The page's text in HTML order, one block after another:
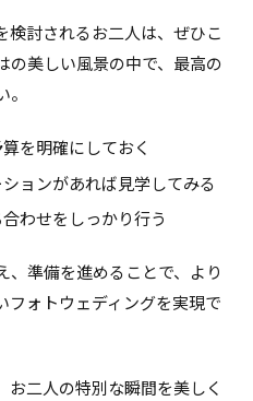
検討されるお二人は、ぜひこ
の美しい風景の中で、最高の
を明確にしておく
ョンがあれば見学してみる
わせをしっかり行う
、準備を進めることで、より
フォトウェディングを実現で
二人の特別な瞬間を美しく